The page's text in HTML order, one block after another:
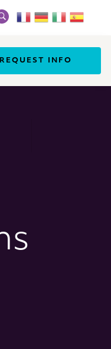
Search
X
REQUEST INFO